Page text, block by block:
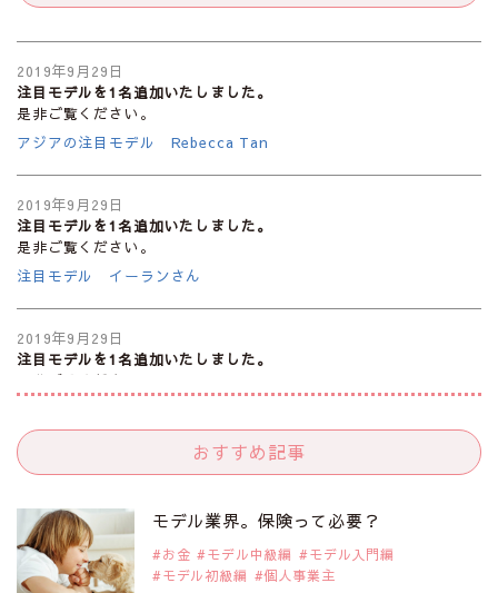
2019年9月29日
注目モデルを1名追加いたしました。
是非ご覧ください。
アジアの注目モデル Rebecca Tan
2019年9月29日
注目モデルを1名追加いたしました。
是非ご覧ください。
注目モデル イーランさん
2019年9月29日
注目モデルを1名追加いたしました。
是非ご覧ください。
2019年9月29日
是非ご覧ください。
注目モデル カーラ・デルヴィーニュ
おすすめ記事
モデル業界。保険って必要？
お金 モデル中級編
モデル入門編
モデル初級編
個人事業主